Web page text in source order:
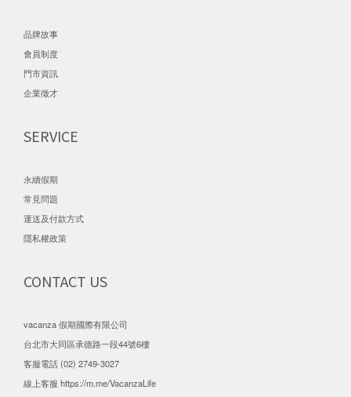
品牌故事
會員制度
門市資訊
企業徵才
SERVICE
永續假期
常見問題
運送及付款方式
隱私權政策
CONTACT US
vacanza 假期國際有限公司
台北市大同區承德路一段44號6樓
客服電話 (02) 2749-3027
線上客服 https://m.me/VacanzaLife